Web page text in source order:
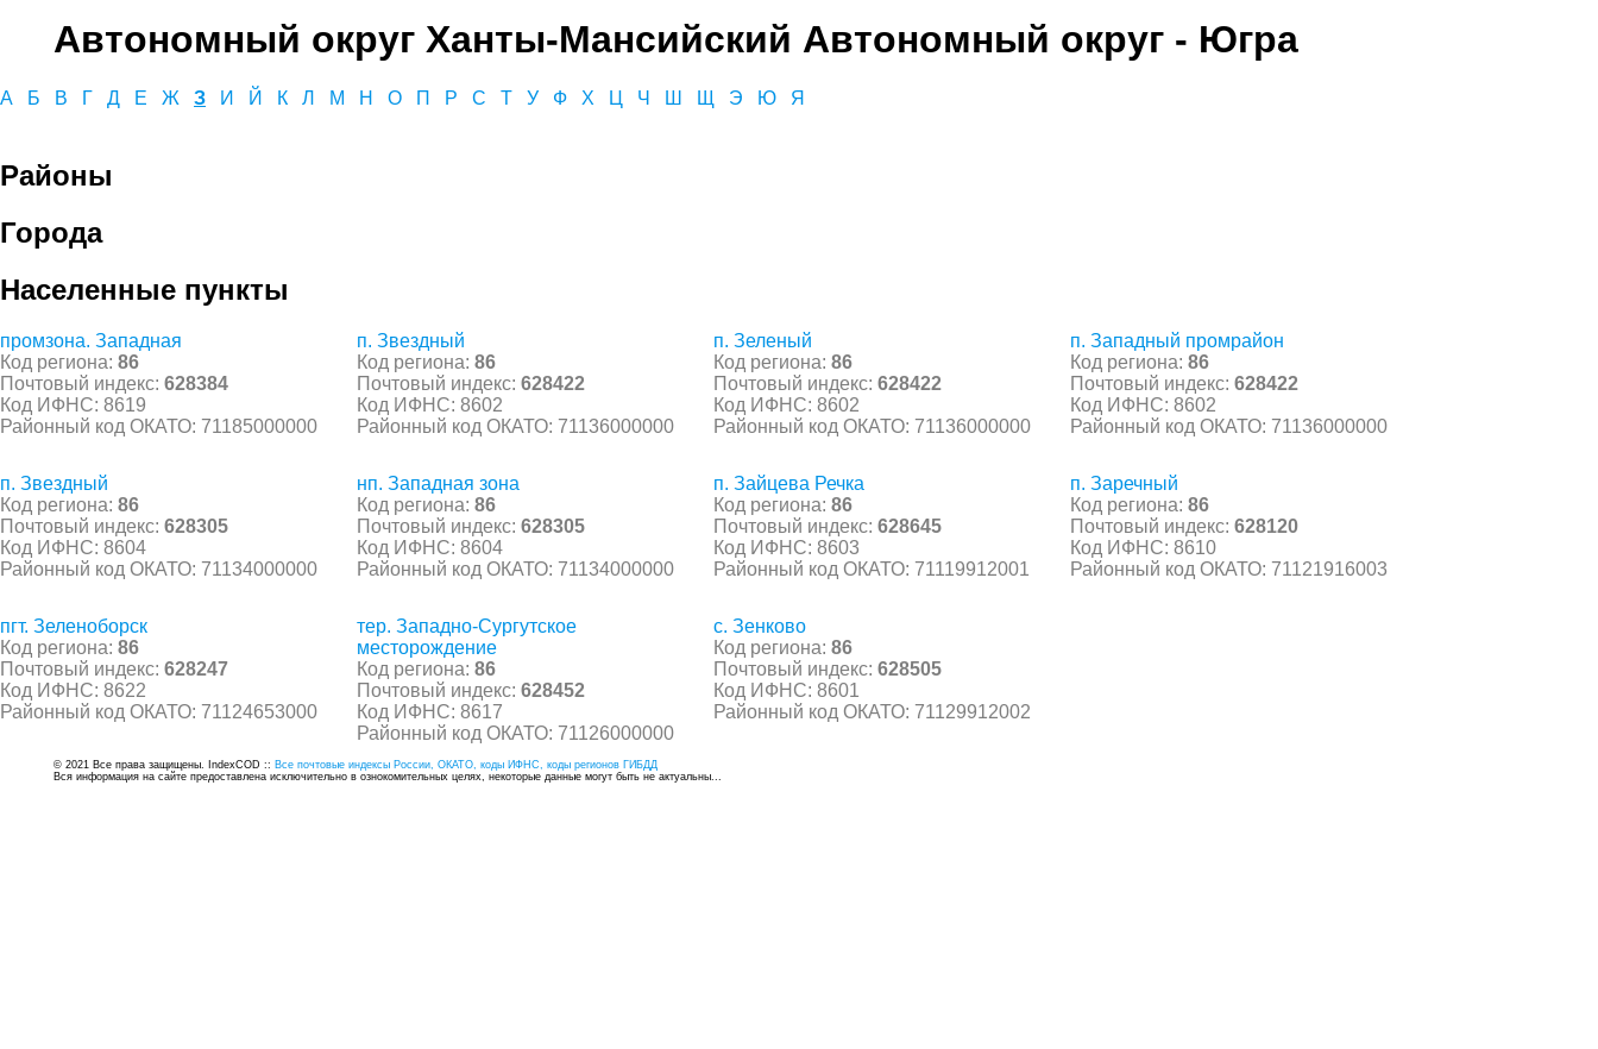
Автономный округ Ханты-Мансийский Автономный округ - Югра
А Б В Г Д Е Ж З И Й К Л М Н О П Р С Т У Ф Х Ц Ч Ш Щ Э Ю Я
Районы
Города
Населенные пункты
промзона. Западная
Код региона: 86
Почтовый индекс: 628384
Код ИФНС: 8619
Районный код ОКАТО: 71185000000
п. Звездный
Код региона: 86
Почтовый индекс: 628422
Код ИФНС: 8602
Районный код ОКАТО: 71136000000
п. Зеленый
Код региона: 86
Почтовый индекс: 628422
Код ИФНС: 8602
Районный код ОКАТО: 71136000000
п. Западный промрайон
Код региона: 86
Почтовый индекс: 628422
Код ИФНС: 8602
Районный код ОКАТО: 71136000000
п. Звездный
Код региона: 86
Почтовый индекс: 628305
Код ИФНС: 8604
Районный код ОКАТО: 71134000000
нп. Западная зона
Код региона: 86
Почтовый индекс: 628305
Код ИФНС: 8604
Районный код ОКАТО: 71134000000
п. Зайцева Речка
Код региона: 86
Почтовый индекс: 628645
Код ИФНС: 8603
Районный код ОКАТО: 71119912001
п. Заречный
Код региона: 86
Почтовый индекс: 628120
Код ИФНС: 8610
Районный код ОКАТО: 71121916003
пгт. Зеленоборск
Код региона: 86
Почтовый индекс: 628247
Код ИФНС: 8622
Районный код ОКАТО: 71124653000
тер. Западно-Сургутское
месторождение
Код региона: 86
Почтовый индекс: 628452
Код ИФНС: 8617
Районный код ОКАТО: 71126000000
с. Зенково
Код региона: 86
Почтовый индекс: 628505
Код ИФНС: 8601
Районный код ОКАТО: 71129912002
© 2021 Все права защищены. IndexCOD :: Все почтовые индексы России, ОКАТО, коды ИФНС, коды регионов ГИБДД
Вся информация на сайте предоставлена исключительно в ознокомительных целях, некоторые данные могут быть не актуальны...